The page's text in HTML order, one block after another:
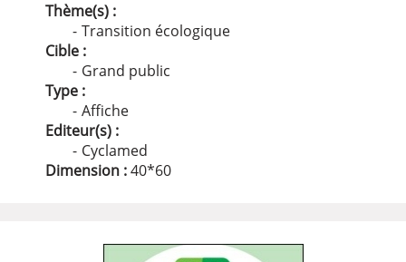
Thème(s) :
Transition écologique
Cible :
Grand public
Type :
Affiche
Editeur(s) :
Cyclamed
Dimension :40*60